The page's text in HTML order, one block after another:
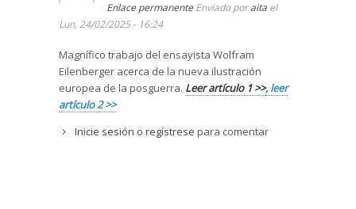
Enlace permanente Enviado poraita el
Lun, 24/02/2025 - 16:24
Magnífico trabajo del ensayista Wolfram
Eilenberger acerca de la nueva ilustración
europea de la posguerra. Leer artículo 1 >>, leer
artículo 2 >>
Inicie sesión o regístrese para comentar